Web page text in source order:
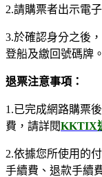
2.請購票者出示電
3.於確認身分之後
登船及繳回號碼牌。
退票注意事項：
1.已完成網路購票
費，請詳閱KKTIX
2.依據您所使用的
手續費、退款手續